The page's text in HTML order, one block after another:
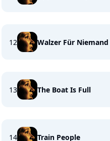
12 Walzer Für Niemand
13 The Boat Is Full
14 Train People